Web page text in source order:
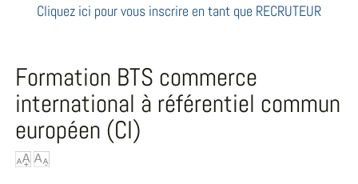
Cliquez ici pour vous inscrire en tant que RECRUTEUR
Formation BTS commerce
international à référentiel commun
européen (CI)